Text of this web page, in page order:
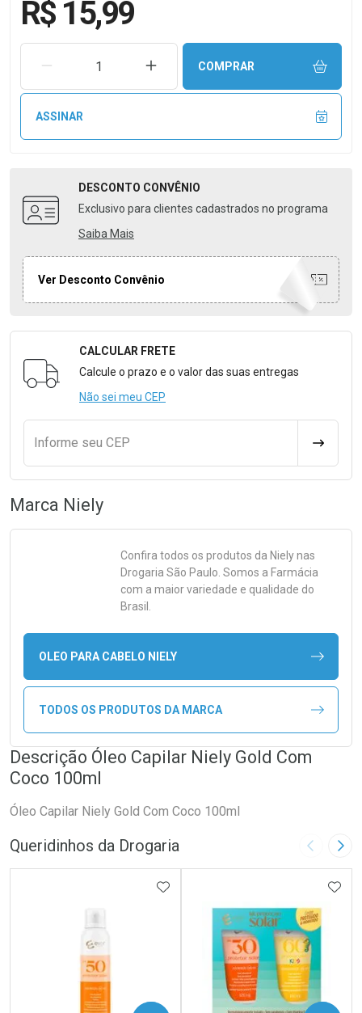
R$ 15,99
REMOVER UMA UNIDADEAUMENTAR UMA UNIDADE
COMPRAR
ASSINAR
DESCONTO CONVÊNIO
Exclusivo para clientes cadastrados no programa
Saiba Mais
Ver Desconto Convênio
Formulário para Calcular o Frete
CALCULAR FRETE
Calcule o prazo e o valor das suas entregas
Não sei meu CEP
Informe seu CEP
Marca Niely
Confira todos os produtos da Nielynas
Drogaria São Paulo. Somos a Farmácia
com a maior variedade e qualidade do
Brasil.
OLEO PARA CABELO NIELY
TODOS OS PRODUTOS DA MARCA
Descrição Óleo Capilar Niely Gold Com
Coco 100ml
Óleo Capilar Niely Gold Com Coco 100ml
Queridinhos da Drogaria Imagem
ADICIONAR AOS FAVORITOS